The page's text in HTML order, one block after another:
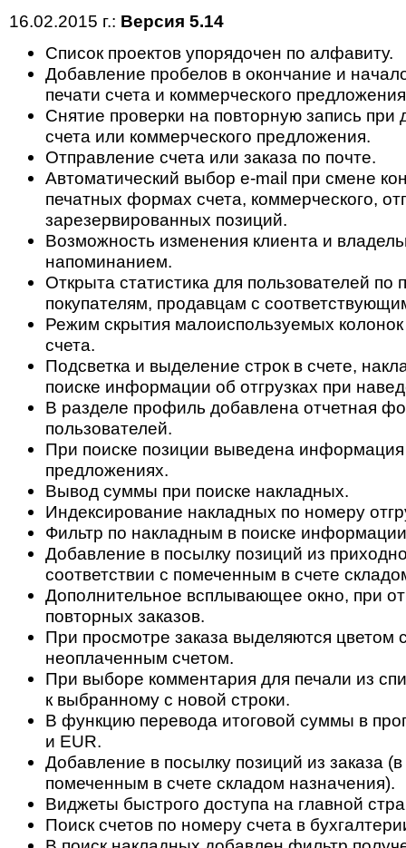
16.02.2015 г.: Версия 5.14
Список проектов упорядочен по алфавиту.
Добавление пробелов в окончание и
печати счета и коммерческого
Снятие проверки на повторную запись при
счета или коммерческого предложения.
Отправление счета или заказа по почте.
Автоматический выбор e-mail при смене
печатных формах счета, коммерческого,
зарезервированных позиций.
Возможность изменения клиента и
напоминанием.
Открыта статистика для пользователей по
покупателям, продавцам с
Режим скрытия малоиспользуемых
счета.
Подсветка и выделение строк в счете,
поиске информации об отгрузках при
В разделе профиль добавлена отчетная
пользователей.
При поиске позиции выведена
предложениях.
Вывод суммы при поиске накладных.
Индексирование накладных по номеру
Фильтр по накладным в поиске информации
Добавление в посылку позиций из
соответствии с помеченным в счете
Дополнительное всплывающее окно, при
повторных заказов.
При просмотре заказа выделяются цветом
неоплаченным счетом.
При выборе комментария для печали из
к выбранному с новой строки.
В функцию перевода итоговой суммы в
и EUR.
Добавление в посылку позиций из заказа (в
помеченным в счете складом назначения).
Виджеты быстрого доступа на главной
Поиск счетов по номеру счета в